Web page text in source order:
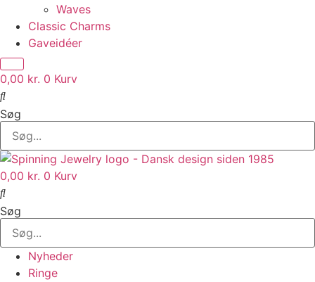
Waves
Classic Charms
Gaveidéer
0,00 kr. 0 Kurv
Søg
0,00 kr. 0 Kurv
Søg
Nyheder
Ringe